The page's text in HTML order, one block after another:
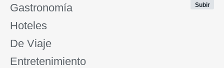
Gastronomía
Hoteles
De Viaje
Entretenimiento
Subir